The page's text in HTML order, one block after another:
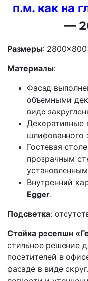
п.м. как на
—
Размеры:
Материалы:
Фасад
объемными
виде
Декоративные
шлифованного
Гостевая
прозрачным
Внутренний
Egger.
Подсветка:
Стойка ресепшн
стильное решение
посетителей в
фасаде в виде